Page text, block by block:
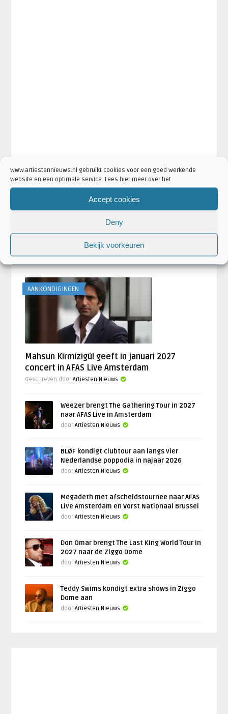
www.artiestennieuws.nl gebruikt cookies voor een goed werkende
website en een optimale service. Lees hier meer over het
Accept cookies
Deny
Bekijk voorkeuren
LAATSTE NIEUWS
AANKONDIGINGEN
Mahsun Kirmizigül geeft in januari 2027
concert in AFAS Live Amsterdam
Geschreven doorArtiesten Nieuws
Weezer brengt The Gathering Tour in 2027
naar AFAS Live in Amsterdam
doorArtiesten Nieuws
BLØF kondigt clubtour aan langs vier
Nederlandse poppodia in najaar 2026
doorArtiesten Nieuws
Megadeth met afscheidstournee naar AFAS
Live Amsterdam en Vorst Nationaal Brussel
doorArtiesten Nieuws
Don Omar brengt The Last King World Tour in
2027 naar de Ziggo Dome
doorArtiesten Nieuws
Teddy Swims kondigt extra shows in Ziggo
Dome aan
doorArtiesten Nieuws